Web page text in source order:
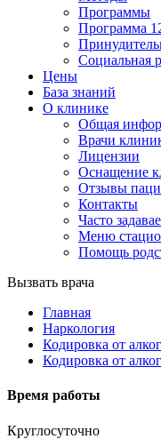
Программы
Программа
Социальная
Цены
База знаний
О клинике
Общая
Врачи
Лицензии
Оснащение
Отзывы
Контакты
Часто
Меню
Помощь
Вызвать врача
Главная
Наркология
Кодировка от
Кодировка от
Время работы
Круглосуточно